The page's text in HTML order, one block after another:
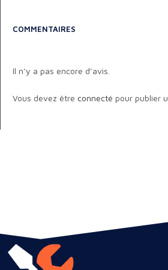
COMMENTAIRES
Il n’y a pas encore d’avis.
Vous devez être connecté pour publier